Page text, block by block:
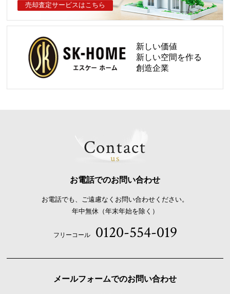
ご成約のお知らせ
2026.07.25
ご成約のお知らせ
2026.07.20
ご成約のお知らせ
販売開始のお知らせ 【Luxsis 用賀 Vol.7】
売却査定サービスはこちら
新しい価値
新しい空間を作る
創造企業
Contact
us
お電話でのお問い合わせ
お電話でも、ご遠慮なくお問い合わせください。
年中無休（年末年始を除く）
フリーコール 0120-554-019
メールフォームでのお問い合わせ